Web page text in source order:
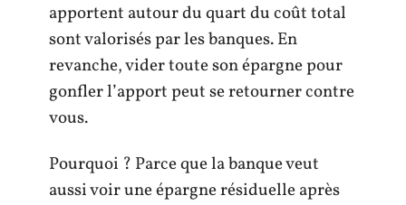
apportent autour du quart du coût total
sont valorisés par les banques. En
revanche, vider toute son épargne pour
gonfler l’apport peut se retourner contre
vous.
Pourquoi ? Parce que la banque veut
aussi voir une épargne résiduelle après